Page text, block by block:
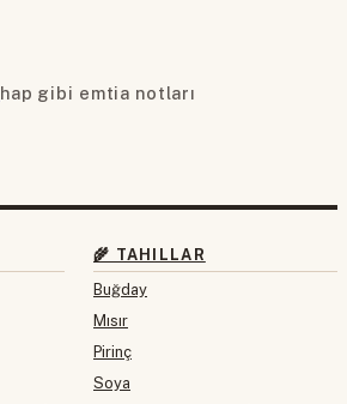
hap gibi emtia notları
🌾 TAHILLAR
Buğday
Mısır
Pirinç
Soya